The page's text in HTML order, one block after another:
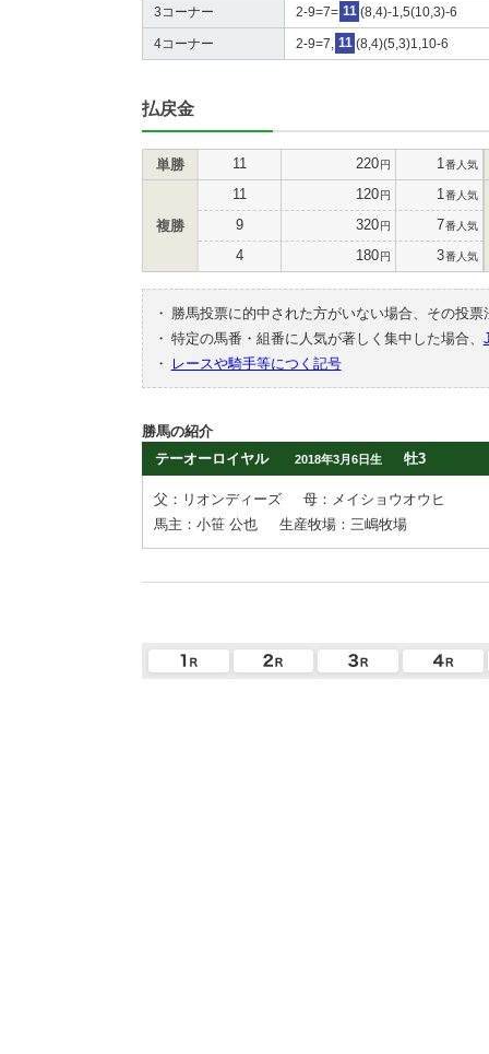
3コーナー 2-9=7= 11 (8,4)-1,5(10,3)-6
4コーナー 2-9=7, 11 (8,4)(5,3)1,10-6
払戻金
単勝 11 220円 1 番人気
複勝
11 120円 1 番人気
9 320円 7番人気
4 180円 3番人気
・
勝馬投票に的中された方がいない場合、その投
・ 特定の馬番・組番に人気が著しく集中した場合、
・
レースや騎手等につく記号
勝馬の紹介
テーオーロイヤル
2018年3月6日生 牡3
父：リオンディーズ
母：メイショウオウヒ
馬主：小笹 公也
生産牧場：三嶋牧場